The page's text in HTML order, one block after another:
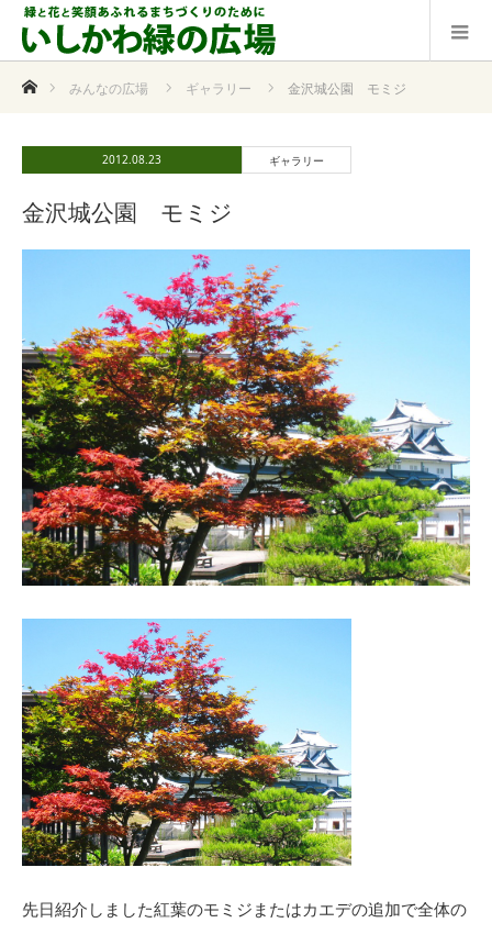
ホームみんなの広場 ギャラリー 金沢城公園 モミジ
2012.08.23 ギャラリー
金沢城公園 モミジ
先日紹介しました紅葉のモミジまたはカエデの追加で全体の